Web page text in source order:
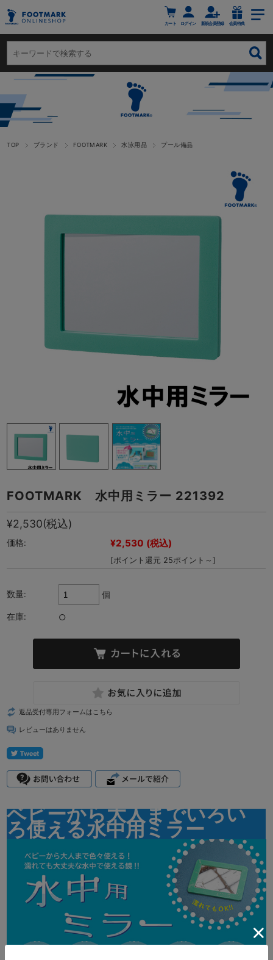
カート ログイン 新規会員登録 会員特典
TOP ブランド FOOTMARK 水泳用品 プール備品
FOOTMARK 水中用ミラー 221392
¥2,530(税込)
価格: ¥2,530 (税込)
[ポイント還元 25ポイント～]
数量: 個
在庫: ○
返品受付専用フォームはこちら
レビューはありません
ベビーから大人までいろい
ろ使える水中用ミラー